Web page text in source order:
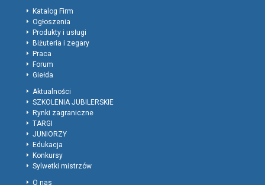
Katalog Firm
Ogłoszenia
Produkty i usługi
Biżuteria i zegary
Praca
Forum
Giełda
Aktualności
SZKOLENIA JUBILERSKIE
Rynki zagraniczne
TARGI
JUNIORZY
Edukacja
Konkursy
Sylwetki mistrzów
O nas